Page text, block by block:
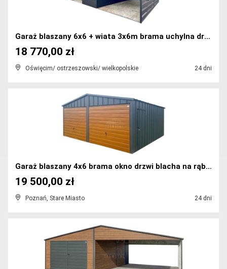
Garaż blaszany 6x6 + wiata 3x6m brama uchylna drzw...
Oświęcim/ ostrzeszowski/ wielkopolskie 24 dni
18 770,00 zł
Garaż blaszany 4x6 brama okno drzwi blacha na rąbe...
Poznań, Stare Miasto 24 dni
19 500,00 zł